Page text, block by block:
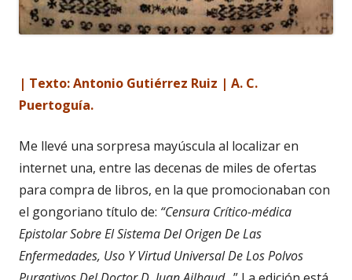
| Texto: Antonio Gutiérrez Ruiz | A. C.
Puertoguía.
Me llevé una sorpresa mayúscula al localizar en
internet una, entre las decenas de miles de ofertas
para compra de libros, en la que promocionaban con
el gongoriano título de: “Censura Crítico-médica
Epistolar Sobre El Sistema Del Origen De Las
Enfermedades, Uso Y Virtud Universal De Los Polvos